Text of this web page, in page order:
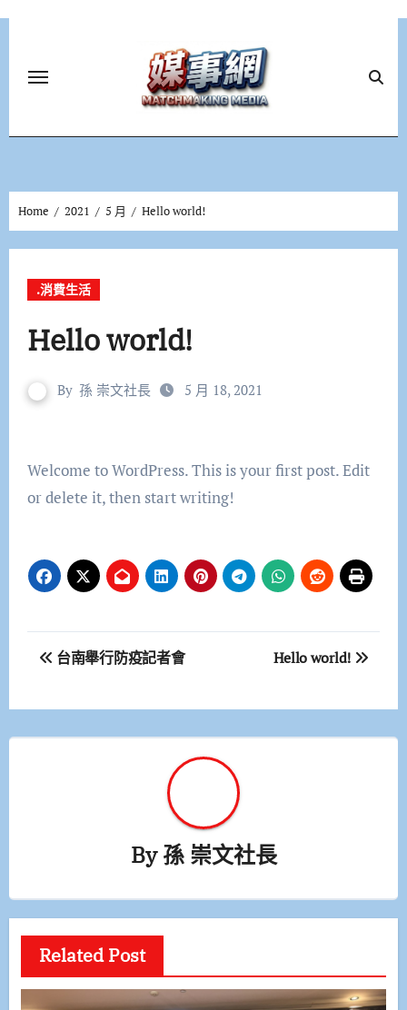
Home 2021 5 月 Hello world!
.消費生活
Hello world!
By 孫 崇文社長 5 月 18, 2021
Welcome to WordPress. This is your first post. Edit
or delete it, then start writing!
文 台南舉行防疫記者會 Hello world!
By孫 崇文社長
Related Post